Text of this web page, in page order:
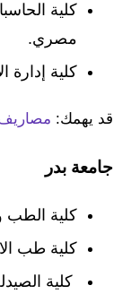
مصري.
كلية إدارة الأعمال:
قد يهمك: مصاريف
جامعة بدر
كلية الطب والجراحة
كلية طب الاسنان 65
كلية الصيدلة